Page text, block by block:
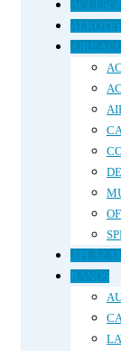
AIRE
BAÑOS